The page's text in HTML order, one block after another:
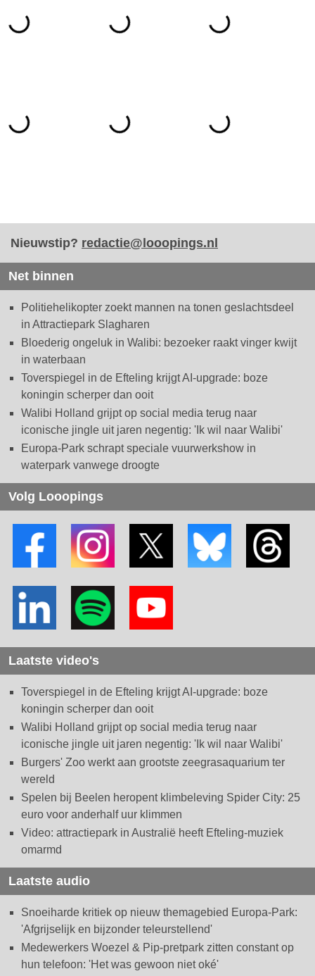
Nieuwstip? redactie@looopings.nl
Net binnen
Politiehelikopter zoekt mannen na tonen geslachtsdeel
in Attractiepark Slagharen
Bloederig ongeluk in Walibi: bezoeker raakt vinger kwijt
in waterbaan
Toverspiegel in de Efteling krijgt AI-upgrade: boze
koningin scherper dan ooit
Walibi Holland grijpt op social media terug naar
iconische jingle uit jaren negentig: 'Ik wil naar Walibi'
Europa-Park schrapt speciale vuurwerkshow in
waterpark vanwege droogte
Volg Looopings
Laatste video's
Toverspiegel in de Efteling krijgt AI-upgrade: boze
koningin scherper dan ooit
Walibi Holland grijpt op social media terug naar
iconische jingle uit jaren negentig: 'Ik wil naar Walibi'
Burgers' Zoo werkt aan grootste zeegrasaquarium ter
wereld
Spelen bij Beelen heropent klimbeleving Spider City: 25
euro voor anderhalf uur klimmen
Video: attractiepark in Australië heeft Efteling-muziek
omarmd
Laatste audio
Snoeiharde kritiek op nieuw themagebied Europa-Park:
'Afgrijselijk en bijzonder teleurstellend'
Medewerkers Woezel & Pip-pretpark zitten constant op
hun telefoon: 'Het was gewoon niet oké'